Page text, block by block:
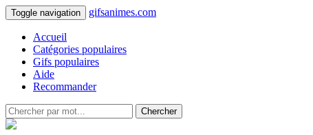
Toggle navigation gifsanimes.com
Accueil
Catégories populaires
Gifs populaires
Aide
Recommander
Chercher